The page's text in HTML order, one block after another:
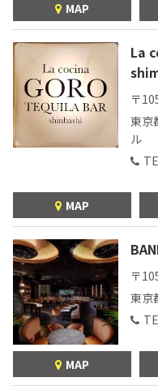
MAP
La
〒
東京
ル
MAP
〒
東京
MAP